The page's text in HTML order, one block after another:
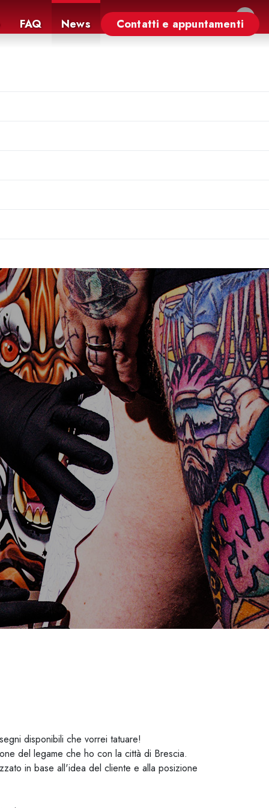
×
FAQ News Contatti e appuntamenti
disponibili che vorrei tatuare!
del legame che ho con la città di Brescia.
in base all'idea del cliente e alla posizione